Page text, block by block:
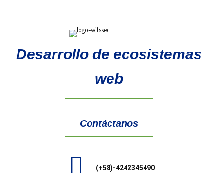
Desarrollo de ecosistemas
web
Contáctanos
(+58)-4242345490